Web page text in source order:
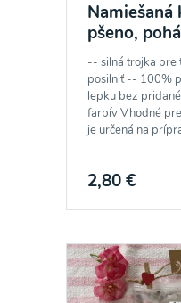
Namiešaná
pšeno,
-- silná trojka pre
posilniť -- 100%
lepku bez
farbív Vhodné
je určená na
2,80 €